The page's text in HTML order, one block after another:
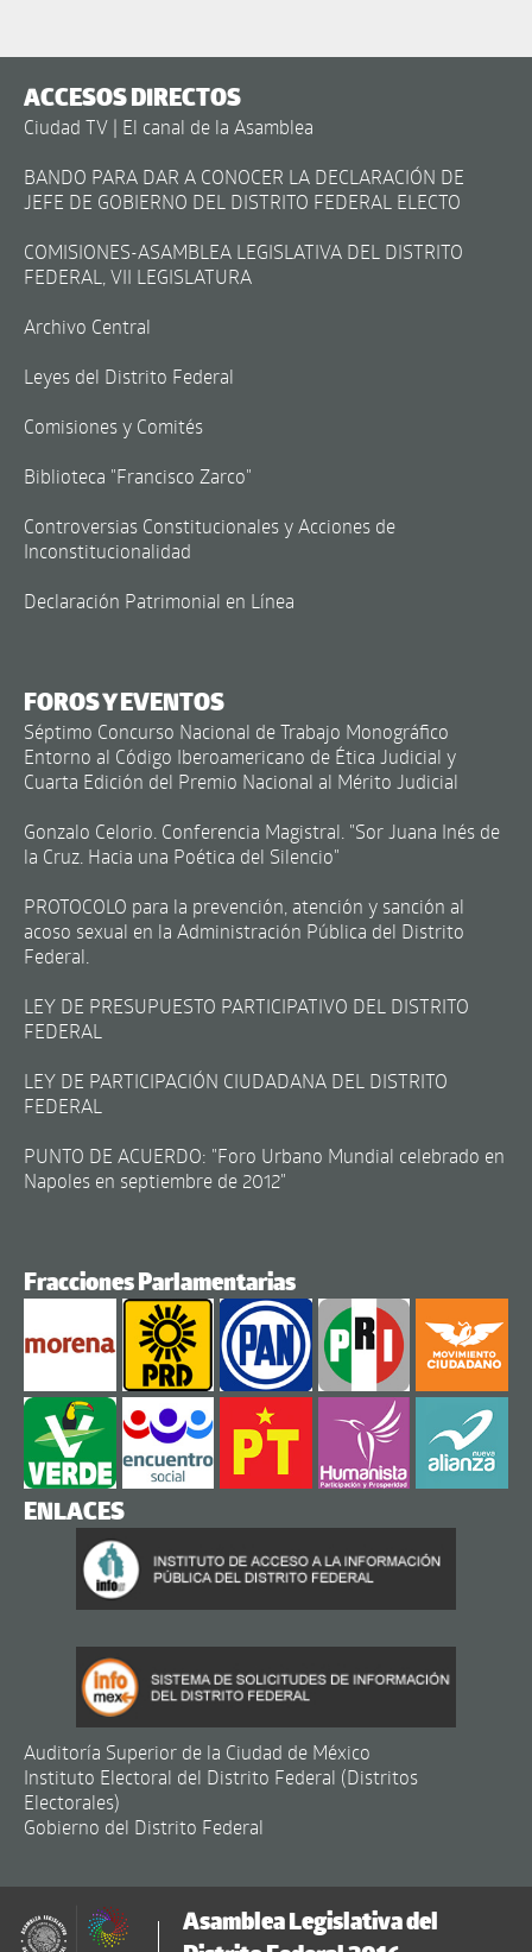
ACCESOS DIRECTOS
Ciudad TV | El canal de la Asamblea
BANDO PARA DAR A CONOCER LA DECLARACIÓN DE
JEFE DE GOBIERNO DEL DISTRITO FEDERAL ELECTO
COMISIONES-ASAMBLEA LEGISLATIVA DEL DISTRITO
FEDERAL, VII LEGISLATURA
Archivo Central
Leyes del Distrito Federal
Comisiones y Comités
Biblioteca "Francisco Zarco"
Controversias Constitucionales y Acciones de
Inconstitucionalidad
Declaración Patrimonial en Línea
FOROS Y EVENTOS
Séptimo Concurso Nacional de Trabajo Monográfico
Entorno al Código Iberoamericano de Ética Judicial y
Cuarta Edición del Premio Nacional al Mérito Judicial
Gonzalo Celorio. Conferencia Magistral. "Sor Juana Inés de
la Cruz. Hacia una Poética del Silencio"
PROTOCOLO para la prevención, atención y sanción al
acoso sexual en la Administración Pública del Distrito
Federal.
LEY DE PRESUPUESTO PARTICIPATIVO DEL DISTRITO
FEDERAL
LEY DE PARTICIPACIÓN CIUDADANA DEL DISTRITO
FEDERAL
PUNTO DE ACUERDO: "Foro Urbano Mundial celebrado en
Napoles en septiembre de 2012"
Fracciones Parlamentarias
ENLACES
Auditoría Superior de la Ciudad de México
Instituto Electoral del Distrito Federal (Distritos
Electorales)
Gobierno del Distrito Federal
Asamblea Legislativa del